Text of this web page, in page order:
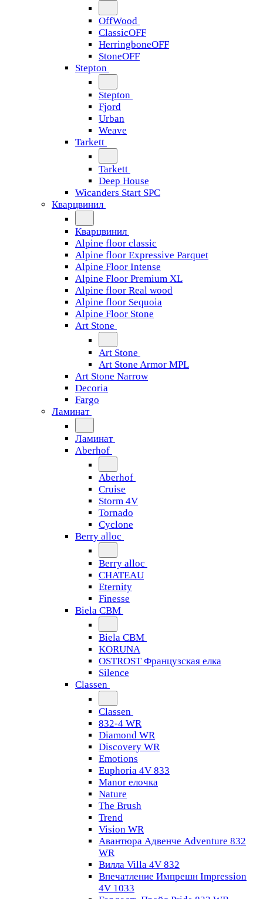
OffWood
ClassicOFF
HerringboneOFF
StoneOFF
Stepton
Stepton
Fjord
Urban
Weave
Tarkett
Tarkett
Deep House
Wicanders Start SPC
Кварцвинил
Кварцвинил
Alpine floor classic
Alpine floor Expressive Parquet
Alpine Floor Intense
Alpine Floor Premium XL
Alpine floor Real wood
Alpine floor Sequoia
Alpine Floor Stone
Art Stone
Art Stone
Art Stone Armor MPL
Art Stone Narrow
Decoria
Fargo
Ламинат
Ламинат
Aberhof
Aberhof
Cruise
Storm 4V
Tornado
Сyclone
Berry alloc
Berry alloc
CHATEAU
Eternity
Finesse
Biela CBM
Biela CBM
KORUNA
OSTROST Французская елка
Silence
Classen
Classen
832-4 WR
Diamond WR
Discovery WR
Emotions
Euphoria 4V 833
Manor елочка
Nature
The Brush
Trend
Vision WR
Авантюра Адвенче Adventure 832
WR
Вилла Villa 4V 832
Впечатление Импрешн Impression
4V 1033